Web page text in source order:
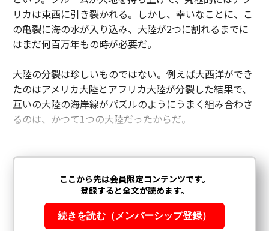
リカは東西に引き裂かれる。しかし、幸いなことに、こ
の亀裂に海の水が入り込み、大陸が2つに割れるまでに
はまだ何百万年もの時が必要だ。
大陸の分裂は珍しいものではない。例えば大西洋ができ
たのはアメリカ大陸とアフリカ大陸が分裂した結果で、
互いの大陸の海岸線がパズルのようにうまく組み合わさ
るのは、かつて1つの大陸だったからだ。